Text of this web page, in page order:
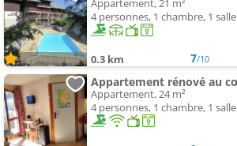
Appartement, 21 m²
4 personnes, 1 chambre, 1
0.3 km 7/10
Appartement, 24 m²
4 personnes, 1 chambre, 1